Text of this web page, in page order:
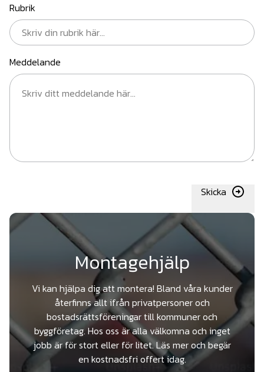
Rubrik
Meddelande
Skicka
Montagehjälp
Vi kan hjälpa dig att montera! Bland våra kunder
återfinns allt ifrån privatpersoner och
bostadsrättsföreningar till kommuner och
byggföretag. Hos oss är alla välkomna och inget
jobb är för stort eller för litet. Läs mer och begär
en kostnadsfri offert idag.